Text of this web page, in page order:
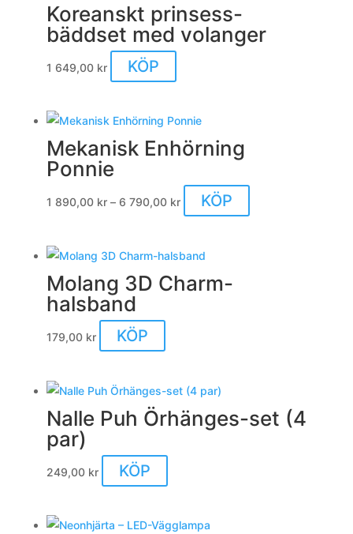
Koreanskt prinsess-
bäddset med volanger
1 649,00 kr KÖP
Mekanisk Enhörning
Ponnie
1 890,00 kr – 6 790,00 kr Prisintervall:
1
till
6
KÖP
här
på
Molang 3D Charm-
halsband
179,00 kr KÖP
Nalle Puh Örhänges-set (4
par)
249,00 kr KÖP